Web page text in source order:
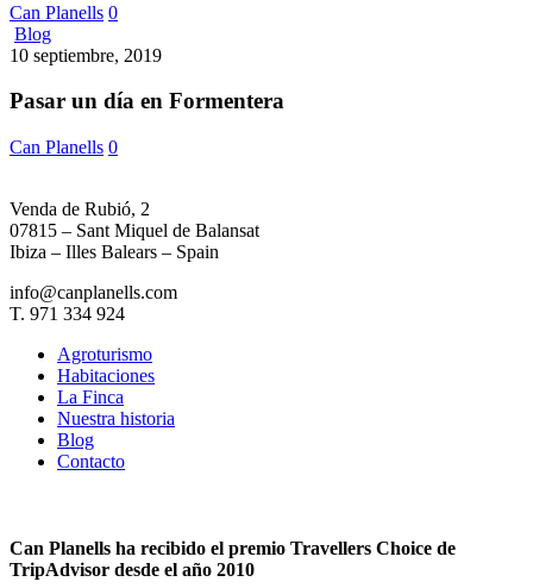
Can Planells 0
BlogPasar
un
en
10 septiembre, 2019
Pasar un día en Formentera
Can Planells 0
Venda de Rubió, 2
07815 – Sant Miquel de Balansat
Ibiza – Illes Balears – Spain
info@canplanells.com
T. 971 334 924
Agroturismo
Habitaciones
La Finca
Nuestra historia
Blog
Contacto
Can Planells ha recibido el premio Travellers Choice de
TripAdvisor desde el año 2010